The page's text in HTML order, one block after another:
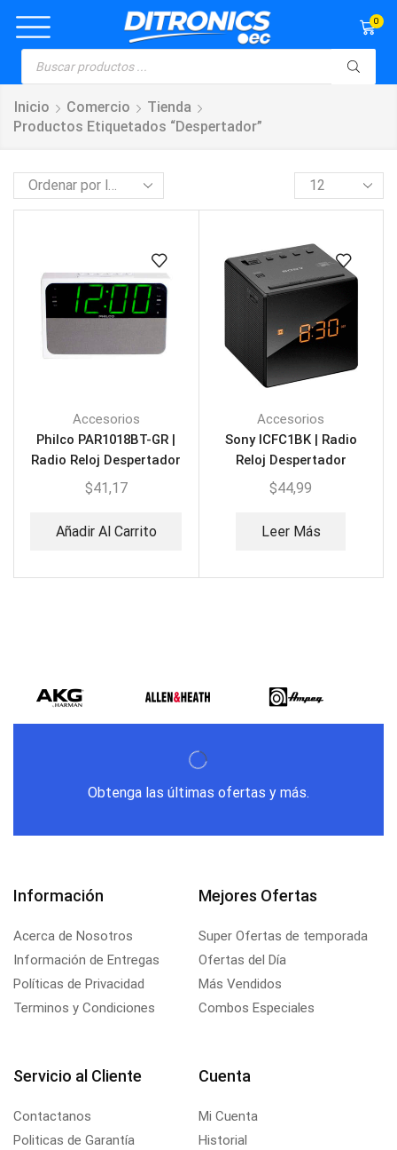
0
Inicio Comercio
Tienda
Productos Etiquetados “despertador”
Accesorios
Philco PAR1018BT-GR |
Radio Reloj Despertador
$41,17
Añadir Al Carrito
Accesorios
Sony ICFC1BK | Radio
Reloj Despertador
$44,99
Leer Más
Obtenga las últimas ofertas y más.
Información
Acerca de Nosotros
Información de Entregas
Políticas de Privacidad
Terminos y Condiciones
Mejores Ofertas
Super Ofertas de temporada
Ofertas del Día
Más Vendidos
Combos Especiales
Servicio al Cliente
Contactanos
Politicas de Garantía
Cuenta
Mi Cuenta
Historial